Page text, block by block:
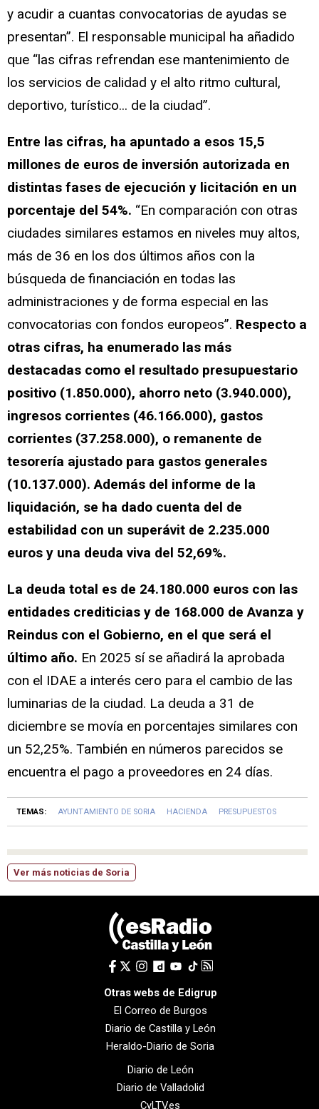
y acudir a cuantas convocatorias de ayudas se
presentan”. El responsable municipal ha añadido
que “las cifras refrendan ese mantenimiento de
los servicios de calidad y el alto ritmo cultural,
deportivo, turístico... de la ciudad”.
Entre las cifras, ha apuntado a esos 15,5
millones de euros de inversión autorizada en
distintas fases de ejecución y licitación en un
porcentaje del 54%. “En comparación con otras
ciudades similares estamos en niveles muy altos,
más de 36 en los dos últimos años con la
búsqueda de financiación en todas las
administraciones y de forma especial en las
convocatorias con fondos europeos”. Respecto a
otras cifras, ha enumerado las más
destacadas como el resultado presupuestario
positivo (1.850.000), ahorro neto (3.940.000),
ingresos corrientes (46.166.000), gastos
corrientes (37.258.000), o remanente de
tesorería ajustado para gastos generales
(10.137.000). Además del informe de la
liquidación, se ha dado cuenta del de
estabilidad con un superávit de 2.235.000
euros y una deuda viva del 52,69%.
La deuda total es de 24.180.000 euros con las
entidades crediticias y de 168.000 de Avanza y
Reindus con el Gobierno, en el que será el
último año. En 2025 sí se añadirá la aprobada
con el IDAE a interés cero para el cambio de las
luminarias de la ciudad. La deuda a 31 de
diciembre se movía en porcentajes similares con
un 52,25%. También en números parecidos se
encuentra el pago a proveedores en 24 días.
TEMAS: AYUNTAMIENTO DE SORIA HACIENDA PRESUPUESTOS
Ver más noticias de Soria
Otras webs de Edigrup
El Correo de Burgos
Diario de Castilla y León
Heraldo-Diario de Soria
Diario de León
Diario de Valladolid
CyLTV.es